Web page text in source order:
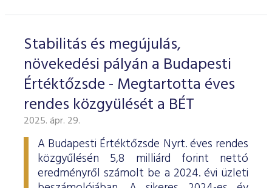
Stabilitás és megújulás,
növekedési pályán a Budapesti
Értéktőzsde - Megtartotta éves
rendes közgyülését a BÉT
2025. ápr. 29.
A Budapesti Értéktőzsde Nyrt. éves rendes
közgyűlésén 5,8 milliárd forint nettó
eredményről számolt be a 2024. évi üzleti